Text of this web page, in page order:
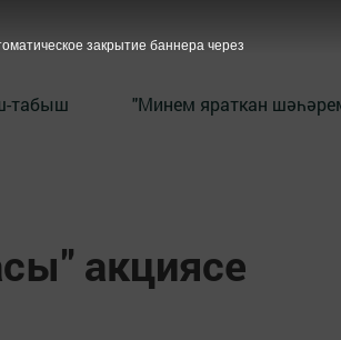
табыш "Минем яраткан
акциясе
закрытие баннера через